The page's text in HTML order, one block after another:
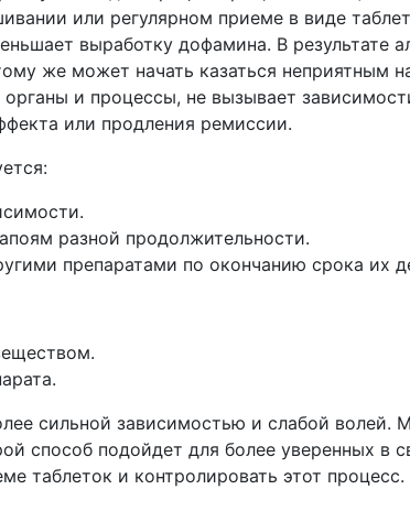
или регулярном приеме в виде
выработку дофамина. В результате
же может начать казаться неприятным
органы и процессы, не вызывает
или продления ремиссии.
разной продолжительности.
препаратами по окончанию срока их
сильной зависимостью и слабой
способ подойдет для более уверенных в
таблеток и контролировать этот